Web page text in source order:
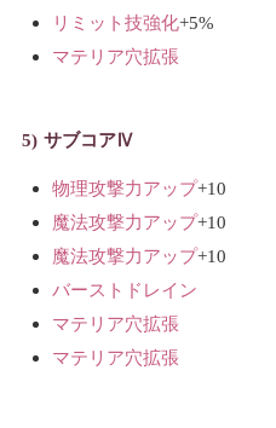
リミット技強化+5%
マテリア穴拡張
サブコアⅣ
物理攻撃力アップ+10
魔法攻撃力アップ+10
魔法攻撃力アップ+10
バーストドレイン
マテリア穴拡張
マテリア穴拡張